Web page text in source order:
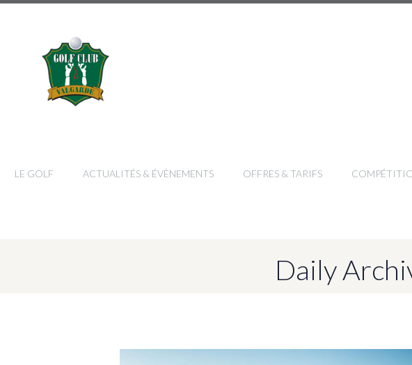
LE GOLF ACTUALITÉS & ÉVÈNEMENTS OFFRES & TARIFS
Daily